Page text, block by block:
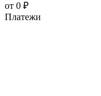
от 0 ₽
Платежи